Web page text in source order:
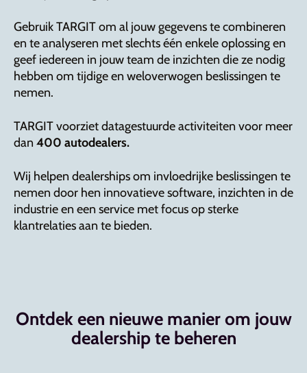
Gebruik TARGIT om al jouw gegevens te combineren
en te analyseren met slechts één enkele oplossing en
geef iedereen in jouw team de inzichten die ze nodig
hebben om tijdige en weloverwogen beslissingen te
nemen.
TARGIT voorziet datagestuurde activiteiten voor meer
dan 400 autodealers.
Wij helpen dealerships om invloedrijke beslissingen te
nemen door hen innovatieve software, inzichten in de
industrie en een service met focus op sterke
klantrelaties aan te bieden.
Ontdek een nieuwe manier om jouw
dealership te beheren